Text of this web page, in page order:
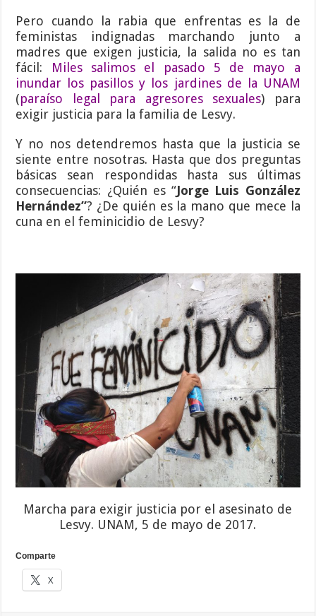
Pero cuando la rabia que enfrentas es la de
feministas indignadas marchando junto a
madres que exigen justicia, la salida no es tan
fácil:
Miles salimos el pasado 5 de mayo a
inundar los pasillos y los jardines de la UNAM
(paraíso legal para agresores sexuales) para
exigir justicia para la familia de Lesvy.
Y no nos detendremos hasta que la justicia se
siente entre nosotras. Hasta que dos preguntas
básicas sean respondidas hasta sus últimas
consecuencias: ¿Quién es “Jorge Luis González
Hernández”? ¿De quién es la mano que mece la
cuna en el feminicidio de Lesvy?
Marcha para exigir justicia por el asesinato de
Lesvy. UNAM, 5 de mayo de 2017.
Comparte
X